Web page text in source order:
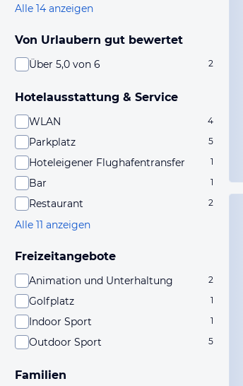
Alle 14 anzeigen
Von Urlaubern gut bewertet
Über 5,0 von 6 2
Hotelausstattung & Service
WLAN 4
Parkplatz 5
Hoteleigener Flughafentransfer 1
Bar 1
Restaurant 2
Alle 11 anzeigen
Freizeitangebote
Animation und Unterhaltung 2
Golfplatz 1
Indoor Sport 1
Outdoor Sport 5
Familien